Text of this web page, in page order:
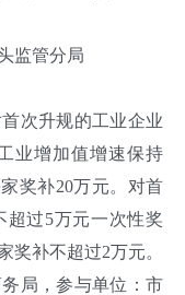
监管分局
次升规的工业企业
业增加值增速保持
奖补20万元。对首
超过5万元一次性奖
奖补不超过2万元。
局，参与单位：市